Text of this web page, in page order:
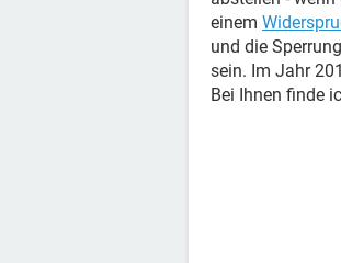
einem
und die
sein. Im Jahr
Bei Ihnen finde